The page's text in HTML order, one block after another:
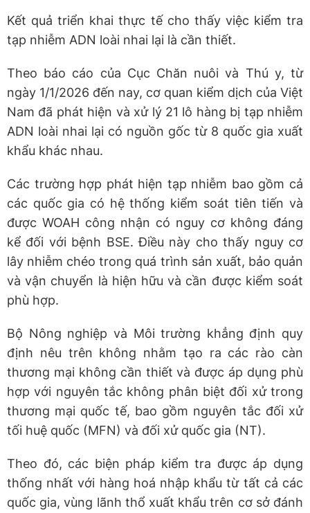
Kết quả triển khai thực tế cho thấy việc kiểm tra
tạp nhiễm ADN loài nhai lại là cần thiết.
Theo báo cáo của Cục Chăn nuôi và Thú y, từ
ngày 1/1/2026 đến nay, cơ quan kiểm dịch của Việt
Nam đã phát hiện và xử lý 21 lô hàng bị tạp nhiễm
ADN loài nhai lại có nguồn gốc từ 8 quốc gia xuất
khẩu khác nhau.
Các trường hợp phát hiện tạp nhiễm bao gồm cả
các quốc gia có hệ thống kiểm soát tiên tiến và
được WOAH công nhận có nguy cơ không đáng
kể đối với bệnh BSE. Điều này cho thấy nguy cơ
lây nhiễm chéo trong quá trình sản xuất, bảo quản
và vận chuyển là hiện hữu và cần được kiểm soát
phù hợp.
Bộ Nông nghiệp và Môi trường khẳng định quy
định nêu trên không nhằm tạo ra các rào càn
thương mại không cần thiết và được áp dụng phù
hợp với nguyên tắc không phân biệt đối xử trong
thương mại quốc tế, bao gồm nguyên tắc đối xử
tối huệ quốc (MFN) và đối xử quốc gia (NT).
Theo đó, các biện pháp kiểm tra được áp dụng
thống nhất với hàng hoá nhập khẩu từ tất cả các
quốc gia, vùng lãnh thổ xuất khẩu trên cơ sở đánh